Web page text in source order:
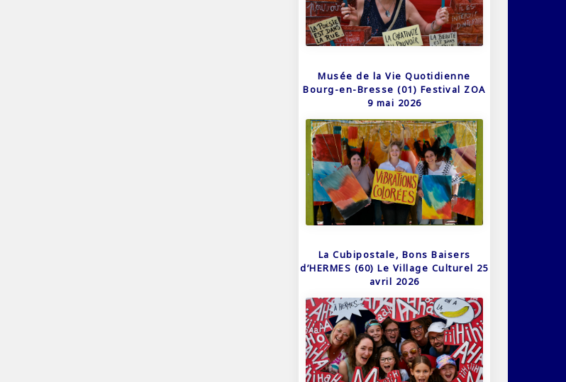
Musée de la Vie Quotidienne
Bourg-en-Bresse (01) Festival ZOA
9 mai 2026
La Cubipostale, Bons Baisers
d’HERMES (60) Le Village Culturel 25
avril 2026